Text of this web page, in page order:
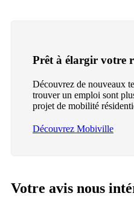
Prêt à élargir votre
Découvrez de nouveaux
trouver un emploi sont
projet de mobilité
Découvrez Mobiville
Votre avis nous